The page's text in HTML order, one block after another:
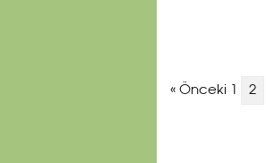
« Önceki 1 2